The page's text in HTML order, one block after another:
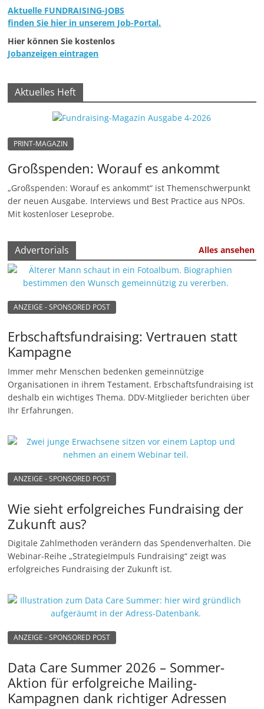
r
e
i
n
i
t
u
n
e
Aktuelle FUNDRAISING-JOBS
finden Sie hier in unserem Job-Portal.
Hier können Sie kostenlos
Jobanzeigen eintragen
Aktuelles Heft
PRINT-MAGAZIN
Großspenden: Worauf es ankommt
„Großspenden: Worauf es ankommt“ ist Themenschwerpunkt
der neuen Ausgabe. Interviews und Best Practice aus NPOs.
Mit kostenloser Leseprobe.
Advertorials Alles ansehen
ANZEIGE - SPONSORED POST
Erbschaftsfundraising: Vertrauen statt
Kampagne
Immer mehr Menschen bedenken gemeinnützige
Organisationen in ihrem Testament. Erbschaftsfundraising ist
deshalb ein wichtiges Thema. DDV-Mitglieder berichten über
Ihr Erfahrungen.
ANZEIGE - SPONSORED POST
Wie sieht erfolgreiches Fundraising der
Zukunft aus?
Digitale Zahlmethoden verändern das Spendenverhalten. Die
Webinar-Reihe „StrategieImpuls Fundraising“ zeigt was
erfolgreiches Fundraising der Zukunft ist.
ANZEIGE - SPONSORED POST
Data Care Summer 2026 – Sommer-
Aktion für erfolgreiche Mailing-
Kampagnen dank richtiger Adressen